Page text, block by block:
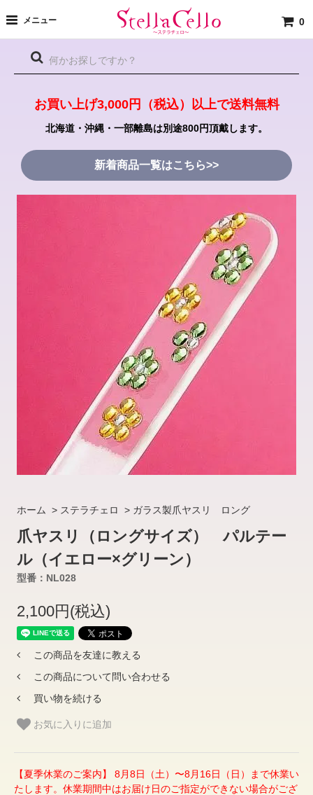
メニュー 0
お買い上げ3,000円（税込）以上で送料無料
北海道・沖縄・一部離島は別途800円頂戴します。
新着商品一覧はこちら>>
ホーム > ステラチェロ > ガラス製爪ヤスリ ロング
爪ヤスリ（ロングサイズ） パルテー
ル（イエロー×グリーン）
型番：NL028
2,100円(税込)
この商品を友達に教える
この商品について問い合わせる
買い物を続ける
お気に入りに追加
【夏季休業のご案内】 8月8日（土）〜8月16日（日）まで休業い
たします。休業期間中はお届け日のご指定ができない場合がござ